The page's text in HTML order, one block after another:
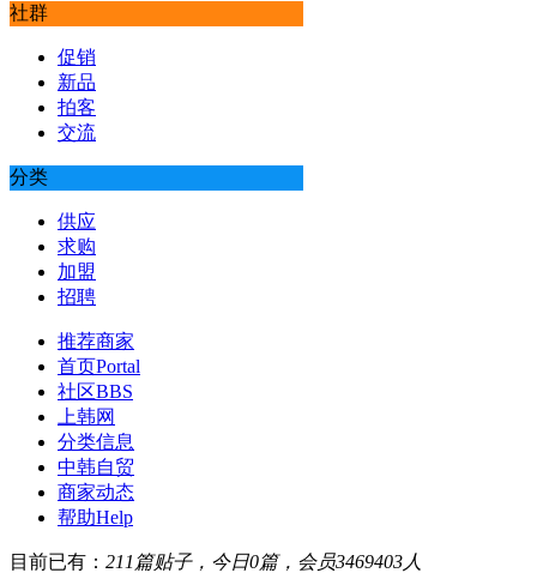
社群
促销
新品
拍客
交流
分类
供应
求购
加盟
招聘
推荐商家
首页Portal
社区BBS
上韩网
分类信息
中韩自贸
商家动态
帮助Help
目前已有： 211篇贴子，今日0篇，会员3469403人